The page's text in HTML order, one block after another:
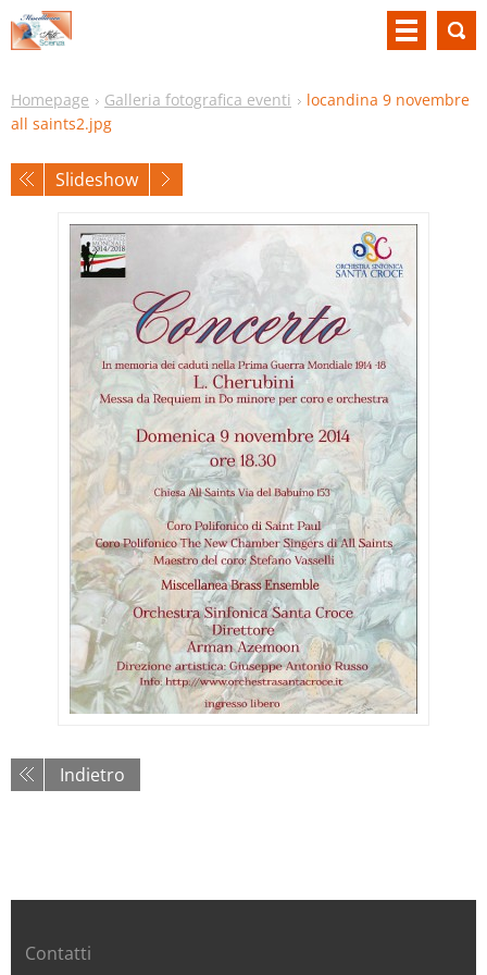
Homepage Galleria fotografica eventi
locandina 9 novembre
all saints2.jpg
Slideshow
Indietro
Contatti